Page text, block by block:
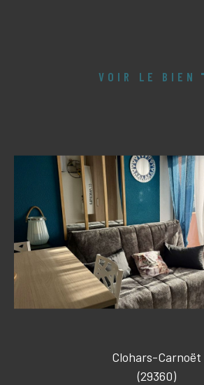
VOIR LE BIEN
Clohars-Carnoët
(29360)